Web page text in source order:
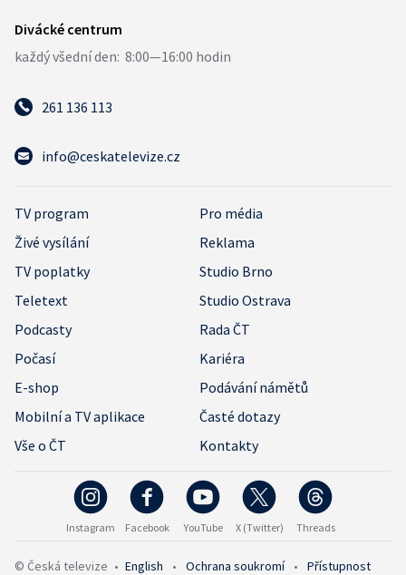
261 136 113
info@ceskatelevize.cz
TV program
Pro média
Živé vysílání
Reklama
TV poplatky
Studio Brno
Teletext
Studio Ostrava
Podcasty
Rada ČT
Počasí
Kariéra
E-shop
Podávání námětů
Mobilní a TV aplikace
Časté dotazy
Vše o ČT
Kontakty
Instagram Facebook YouTube X (Twitter) Threads
© Česká televize • English • Ochrana soukromí • Přístupnost